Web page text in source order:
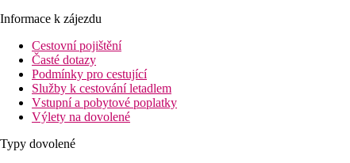
Informace k zájezdu
Cestovní pojištění
Časté dotazy
Podmínky pro cestující
Služby k cestování letadlem
Vstupní a pobytové poplatky
Výlety na dovolené
Typy dovolené